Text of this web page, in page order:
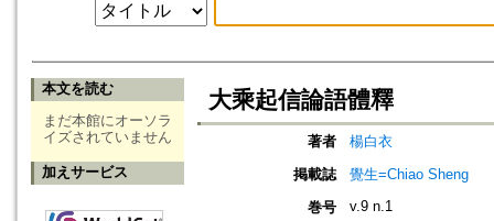
本文を読む
まだ本館にオーソラ
イズされていません
加えサービス
大乘起信論語體釋
著者
楊白衣
掲載誌
覺生=Chiao Sheng
巻号
v.9 n.1